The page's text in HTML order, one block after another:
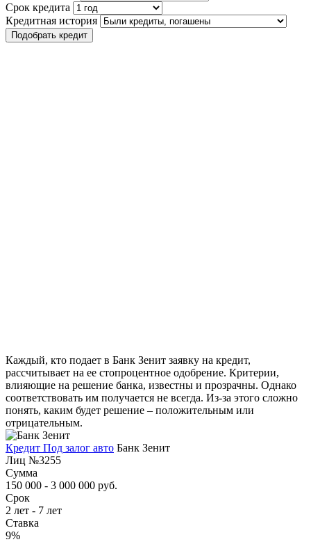
Срок кредита
Кредитная история
Подобрать кредит
Каждый, кто подает в Банк Зенит заявку на кредит,
рассчитывает на ее стопроцентное одобрение. Критерии,
влияющие на решение банка, известны и прозрачны. Однако
соответствовать им получается не всегда. Из-за этого сложно
понять, каким будет решение – положительным или
отрицательным.
Кредит Под залог авто Банк Зенит
Лиц №3255
Сумма
150 000 - 3 000 000 руб.
Срок
2 лет - 7 лет
Ставка
9%